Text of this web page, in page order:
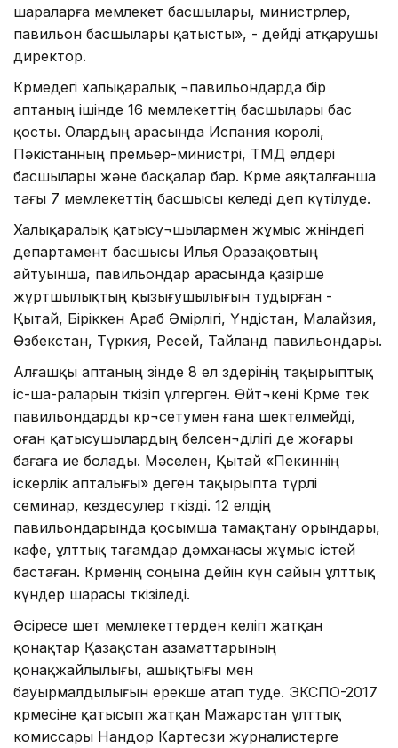
шараларға мемлекет басшылары, министрлер,
павильон басшылары қатысты», - дейді атқарушы
директор.
Көрмедегі халықаралық ¬павильондарда бір
аптаның ішінде 16 мемлекеттің басшылары бас
қосты. Олардың арасында Испания королі,
Пәкістанның премьер-министрі, ТМД елдері
басшылары және басқалар бар. Көрме аяқталғанша
тағы 7 мемлекеттің басшысы келеді деп күтілуде.
Халықаралық қатысу¬шылармен жұмыс жөніндегі
департамент басшысы Илья Оразақовтың
айтуынша, павильондар арасында қазірше
жұртшылықтың қызығушылығын тудырған -
Қытай, Біріккен Араб Әмірлігі, Үндістан, Малайзия,
Өзбекстан, Түркия, Ресей, Тайланд павильондары.
Алғашқы аптаның өзінде 8 ел өздерінің тақырыптық
іс-ша-раларын өткізіп үлгерген. Өйт¬кені Көрме тек
павильондарды көр¬сетумен ғана шектелмейді,
оған қатысушылардың белсен¬ділігі де жоғары
бағаға ие болады. Мәселен, Қытай «Пекиннің
іскерлік апталығы» деген тақырыпта түрлі
семинар, кездесулер өткізді. 12 елдің
павильондарында қосымша тамақтану орындары,
кафе, ұлттық тағамдар дәмханасы жұмыс істей
бастаған. Көрменің соңына дейін күн сайын ұлттық
күндер шарасы өткізіледі.
Әсіресе шет мемлекеттерден келіп жатқан
қонақтар Қазақстан азаматтарының
қонақжайлылығы, ашықтығы мен
бауырмалдылығын ерекше атап өтуде. ЭКСПО-2017
көрмесіне қатысып жатқан Мажарстан ұлттық
комиссары Нандор Картесзи журналистерге